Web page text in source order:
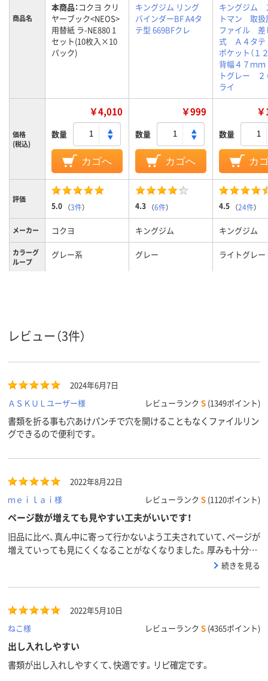
商品名
本商品：コクヨ クリ
ヤーブック<NEOS>
用替紙 ラ-NE880 1
セット(10枚入×10
パック)
キングジム リング
バインダーBF A4タ
テ型 669BFクレ
キングジム
トマン 取扱
ファイル 差
式 Ａ４タ
ポケット（１
背幅４７ｍ
トグレー ２
ライ
価格
(税込)
￥4,010
数量
カゴへ
￥999
数量
カゴへ
数量
カ
評価
5.0 （3件） 4.3 （6件） 4.5 （24件）
メーカー コクヨ キングジム キングジム
カラーグ
ループ
グレー系 グレー ライトグレー
ポケット
数
40ポケット
向き タテ タテ タテ
台紙の有
無
有り
レビュー（3件）
2024年6月7日
ＡＳＫＵＬユーザー様
レビューランク S (1349ポイント)
書類を折る事も穴あけパンチで穴を開けることもなくファイルリン
グできるので便利です。
2022年8月22日
ｍｅｉｌａｉ様
レビューランク S (1120ポイント)
ページ数が増えても見やすい工夫がいいです！
旧品に比べ、真ん中に寄って行かないよう工夫されていて、ページが
増えていっても見にくくなることがなくなりました。厚みも十分あ
るので薄い紙を入れてもヨレることなくめくりやすいです。続きを見る
2022年5月10日
ねこ様
レビューランク S (4365ポイント)
出し入れしやすい
書類が出し入れしやすくて、快適です。リピ確定です。